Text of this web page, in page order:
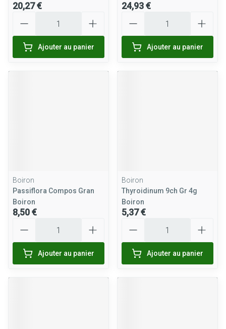
20,27 €
Ajouter au panier
24,93 €
Ajouter au panier
Boiron
Passiflora Compos Gran
Boiron
8,50 €
Ajouter au panier
Boiron
Thyroidinum 9ch Gr 4g
Boiron
5,37 €
Ajouter au panier